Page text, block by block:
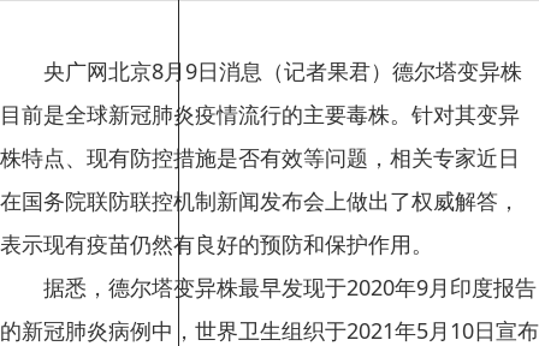
央广网北京8月9日消息（记者果君）德尔塔变异株
目前是全球新冠肺炎疫情流行的主要毒株。针对其变异
株特点、现有防控措施是否有效等问题，相关专家近日
在国务院联防联控机制新闻发布会上做出了权威解答，
表示现有疫苗仍然有良好的预防和保护作用。
据悉，德尔塔变异株最早发现于2020年9月印度报告
的新冠肺炎病例中，世界卫生组织于2021年5月10日宣布